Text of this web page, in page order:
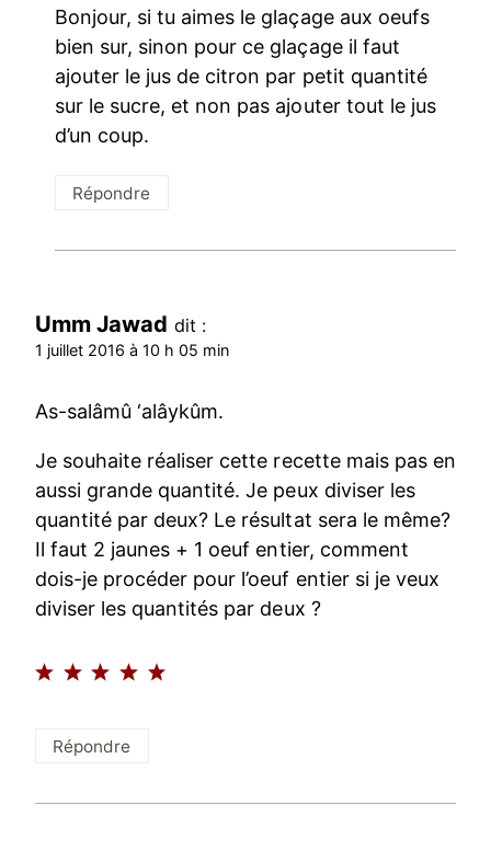
Bonjour, si tu aimes le glaçage aux oeufs
bien sur, sinon pour ce glaçage il faut
ajouter le jus de citron par petit quantité
sur le sucre, et non pas ajouter tout le jus
d’un coup.
Répondre
Umm Jawad dit :
1 juillet 2016 à 10 h 05 min
As-salâmû ‘alâykûm.
Je souhaite réaliser cette recette mais pas en
aussi grande quantité. Je peux diviser les
quantité par deux? Le résultat sera le même?
Il faut 2 jaunes + 1 oeuf entier, comment
dois-je procéder pour l’oeuf entier si je veux
diviser les quantités par deux ?
Répondre